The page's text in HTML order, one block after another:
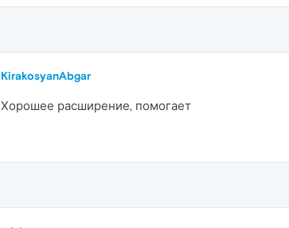
KirakosyanAbgar
Хорошее расширение, помогает